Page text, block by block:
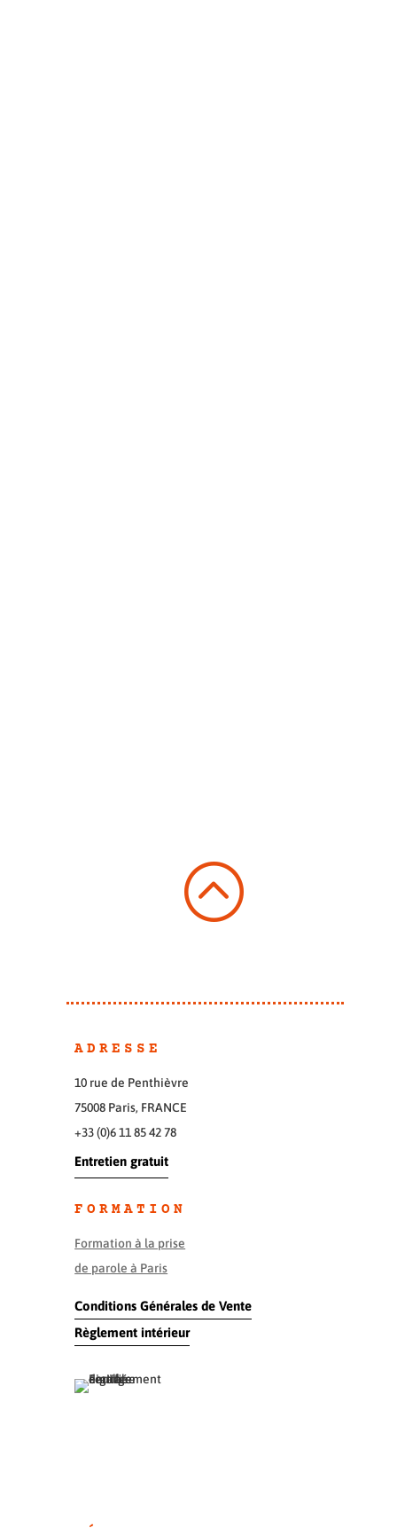
:
ADRESSE
10 rue de Penthièvre
75008 Paris, FRANCE
+33 (0)6 11 85 42 78
Entretien gratuit
FORMATION
Formation à la prise
de parole à Paris
Conditions Générales de Vente
Règlement intérieur